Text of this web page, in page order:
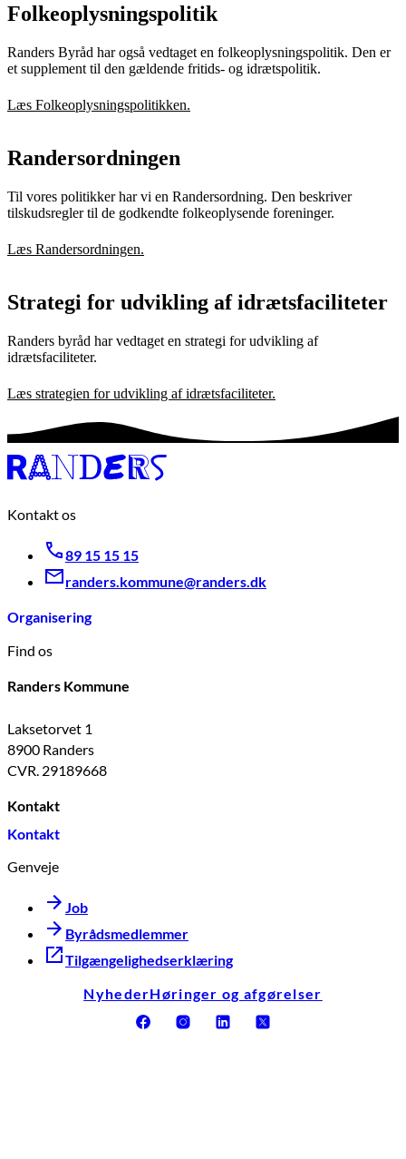
Folkeoplysningspolitik
Randers Byråd har også vedtaget en folkeoplysningspolitik. Den er
et supplement til den gældende fritids- og idrætspolitik.
Læs Folkeoplysningspolitikken.
Randersordningen
Til vores politikker har vi en Randersordning. Den beskriver
tilskudsregler til de godkendte folkeoplysende foreninger.
Læs Randersordningen.
Strategi for udvikling af idrætsfaciliteter
Randers byråd har vedtaget en strategi for udvikling af
idrætsfaciliteter.
Læs strategien for udvikling af idrætsfaciliteter.
Kontakt os
89 15 15 15
randers.kommune@randers.dk
Organisering
Find os
Randers Kommune
Laksetorvet 1
8900 Randers
CVR. 29189668
Kontakt
Kontakt
Genveje
Job
Byrådsmedlemmer
Tilgængelighedserklæring
NyhederHøringer og afgørelser